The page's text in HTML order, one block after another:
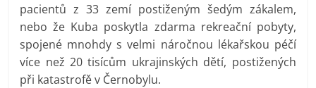
pacientů z 33 zemí postiženým šedým zákalem,
nebo že Kuba poskytla zdarma rekreační pobyty,
spojené mnohdy s velmi náročnou lékařskou péčí
více než 20 tisícům ukrajinských dětí, postižených
při katastrofě v Černobylu.